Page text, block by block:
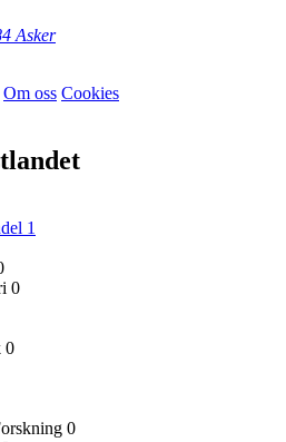
Asker
Om oss Cookies
1
0
0
0